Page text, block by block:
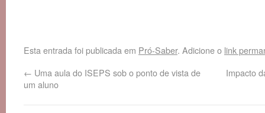
Esta entrada foi publicada em Pró-Saber. Adicione o link
← Uma aula do ISEPS sob o ponto de vista de
um aluno
Impacto